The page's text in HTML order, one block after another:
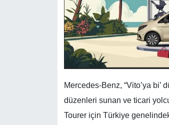
Mercedes-Benz, “Vito’ya bi’
düzenleri sunan ve ticari
Tourer için Türkiye